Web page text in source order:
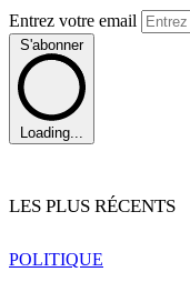
Entrez votre email
S'abonner
Loading...
LES PLUS RÉCENTS
POLITIQUE